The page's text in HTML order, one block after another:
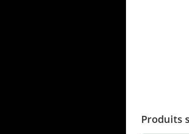
Produits